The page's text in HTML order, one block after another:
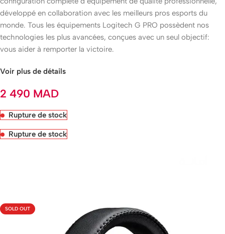
développé en collaboration avec les meilleurs pros esports du
monde. Tous les équipements Logitech G PRO possèdent nos
technologies les plus avancées, conçues avec un seul objectif:
vous aider à remporter la victoire.
Voir plus de détails
2 490 MAD
Rupture de stock
Rupture de stock
SOLD OUT